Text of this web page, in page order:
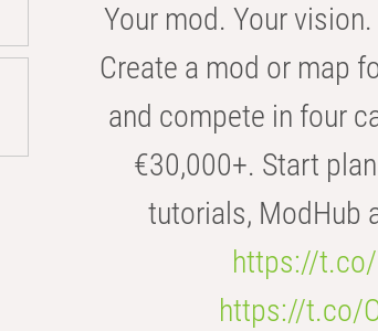
Your mod. Your
Create a mod or map
and compete in four
€30,000+. Start
tutorials, ModHub
https://
https://t.co/